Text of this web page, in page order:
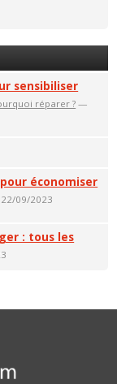
sensibiliser
réparer ? —
économiser
09/2023
: tous les